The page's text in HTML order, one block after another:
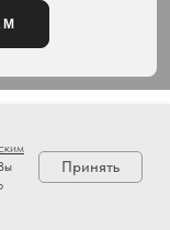
Принять
1267800045149
пр-кт Ветеранов,